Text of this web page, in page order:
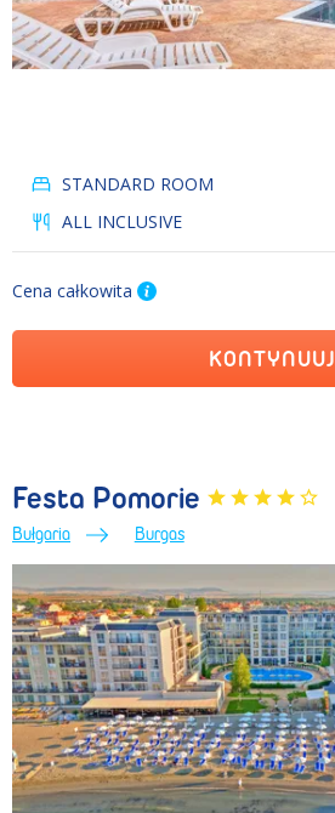
STANDARD ROOM
ALL INCLUSIVE
Cena całkowita
KONTYNUUJ
Festa Pomorie
Bułgaria Burgas